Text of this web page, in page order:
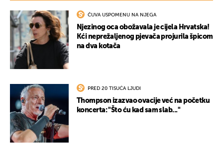
ČUVA USPOMENU NA NJEGA
Njezinog oca obožavala je cijela Hrvatska!
Kći neprežaljenog pjevača projurila špicom
na dva kotača
PRED 20 TISUĆA LJUDI
Thompson izazvao ovacije već na početku
koncerta: "Što ću kad sam slab..."